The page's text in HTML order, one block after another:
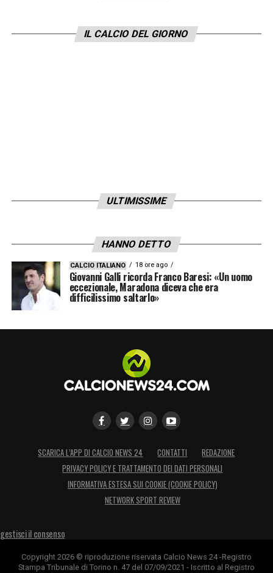
IL CALCIO DEL GIORNO
ULTIMISSIME
HANNO DETTO
CALCIO ITALIANO 18 ore ago
Giovanni Galli ricorda Franco Baresi: «Un uomo
eccezionale, Maradona diceva che era
difficilissimo saltarlo»
SCARICA L’APP DI CALCIO NEWS 24 CONTATTI
REDAZIONE
PRIVACY POLICY E TRATTAMENTO DEI DATI PERSONALI
INFORMATIVA ESTESA SUI COOKIE (COOKIE POLICY)
NETWORK SPORT REVIEW
gestisci il consenso
Copyright 2026 © riproduzione riservata Calcio News 24 -Registro
Stampa Tribunale di Torino n. 47 del 07/09/2021 - Iscritto al Registro